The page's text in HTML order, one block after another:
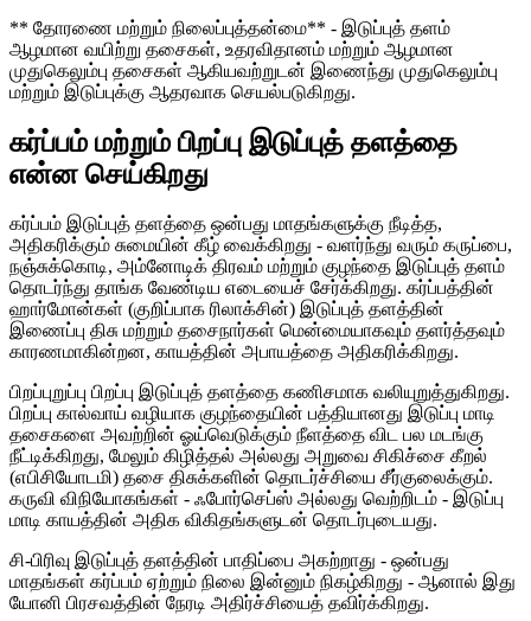
** தோரணை மற்றும் நிலைப்புத்தன்மை** - இடுப்புத் தளம்
ஆழமான வயிற்று தசைகள், உதரவிதானம் மற்றும் ஆழமான
முதுகெலும்பு தசைகள் ஆகியவற்றுடன் இணைந்து முதுகெலும்பு
மற்றும் இடுப்புக்கு ஆதரவாக செயல்படுகிறது.
கர்ப்பம் மற்றும் பிறப்பு இடுப்புத் தளத்தை
என்ன செய்கிறது
கர்ப்பம் இடுப்புத் தளத்தை ஒன்பது மாதங்களுக்கு நீடித்த,
அதிகரிக்கும் சுமையின் கீழ் வைக்கிறது - வளர்ந்து வரும் கருப்பை,
நஞ்சுக்கொடி, அம்னோடிக் திரவம் மற்றும் குழந்தை இடுப்புத் தளம்
தொடர்ந்து தாங்க வேண்டிய எடையைச் சேர்க்கிறது. கர்ப்பத்தின்
ஹார்மோன்கள் (குறிப்பாக ரிலாக்சின்) இடுப்புத் தளத்தின்
இணைப்பு திசு மற்றும் தசைநார்கள் மென்மையாகவும் தளர்த்தவும்
காரணமாகின்றன, காயத்தின் அபாயத்தை அதிகரிக்கிறது.
பிறப்புறுப்பு பிறப்பு இடுப்புத் தளத்தை கணிசமாக வலியுறுத்துகிறது.
பிறப்பு கால்வாய் வழியாக குழந்தையின் பத்தியானது இடுப்பு மாடி
தசைகளை அவற்றின் ஓய்வெடுக்கும் நீளத்தை விட பல மடங்கு
நீட்டிக்கிறது, மேலும் கிழித்தல் அல்லது அறுவை சிகிச்சை கீறல்
(எபிசியோடமி) தசை திசுக்களின் தொடர்ச்சியை சீர்குலைக்கும்.
கருவி விநியோகங்கள் - ஃபோர்செப்ஸ் அல்லது வெற்றிடம் - இடுப்பு
மாடி காயத்தின் அதிக விகிதங்களுடன் தொடர்புடையது.
சி-பிரிவு இடுப்புத் தளத்தின் பாதிப்பை அகற்றாது - ஒன்பது
மாதங்கள் கர்ப்பம் ஏற்றும் நிலை இன்னும் நிகழ்கிறது - ஆனால் இது
யோனி பிரசவத்தின் நேரடி அதிர்ச்சியைத் தவிர்க்கிறது.